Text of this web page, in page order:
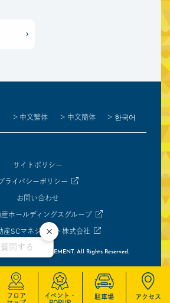
問する
閉じる
中文繁体 中文簡体 한국어
サイトポリシー
ライバシーポリシー
お問い合わせ
ホールディングスグループ
産SCマネジメント株式会社
SC MANAGEMENT. All Rights Reserved.
フロア
イベント・
駐車場 アクセス